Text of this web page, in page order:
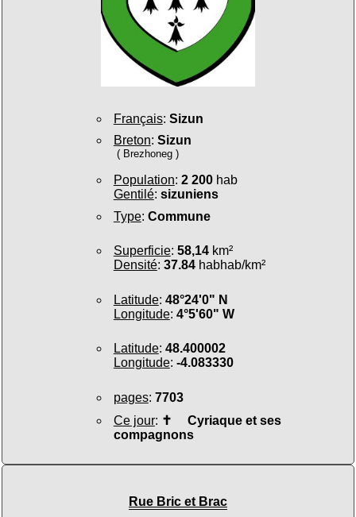
Français: Sizun
Breton: Sizun
( Brezhoneg )
Population: 2 200hab
Gentilé: sizuniens
Type: Commune
Superficie: 58,14km²
Densité: 37.84habhab/km²
Latitude: 48°24'0" N
Longitude: 4°5'60" W
Latitude: 48.400002
Longitude: -4.083330
pages: 7703
Ce jour: ✝ Cyriaque et ses
compagnons
Rue Bric et Brac